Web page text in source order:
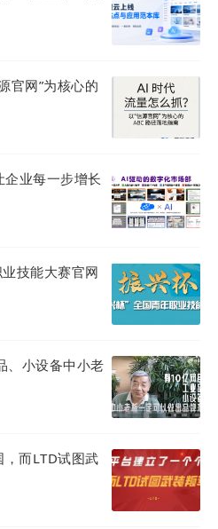
客户地内容流，能够让客
容产生兴趣便可直接下
大程度上满足了三关六码
关六码头只需要在文章
作意向、资质信息等内
方从兴趣到转化的整套流
个食品品牌，其实都在做
言，已经不再是当年“占领
牌能做的就是让消费者“经
——《从品类到品牌，中国
官网”为核心的
业每一步增长
技能大赛官网
、小设备中小老
而LTD试图武